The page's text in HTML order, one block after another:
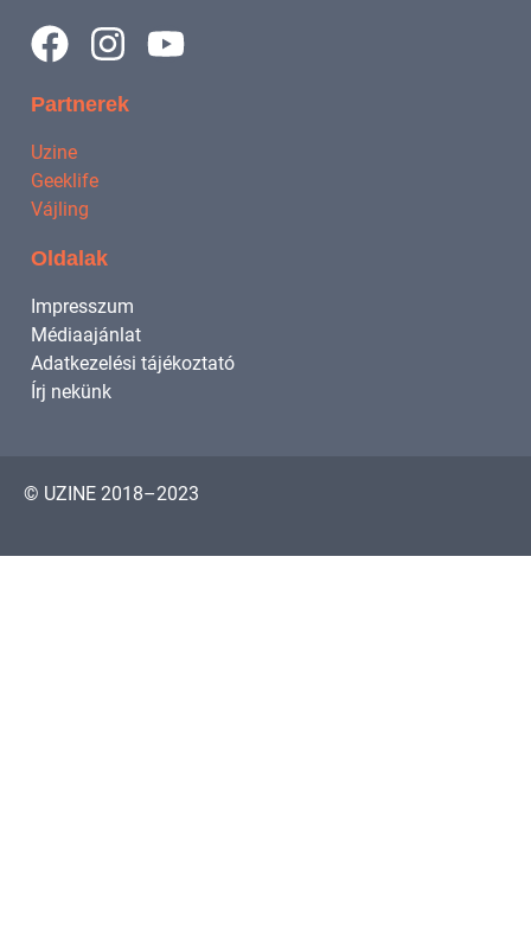
Partnerek
Uzine
Geeklife
Vájling
Oldalak
Impresszum
Médiaajánlat
Adatkezelési tájékoztató
Írj nekünk
© UZINE 2018–2023